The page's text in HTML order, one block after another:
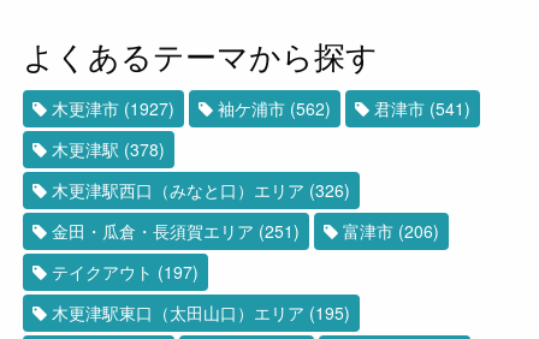
よくあるテーマから探す
木更津市 (1927) 袖ケ浦市 (562) 君津市 (541)
木更津駅 (378)
木更津駅西口（みなと口）エリア (326)
金田・瓜倉・長須賀エリア (251) 富津市 (206)
テイクアウト (197)
木更津駅東口（太田山口）エリア (195)